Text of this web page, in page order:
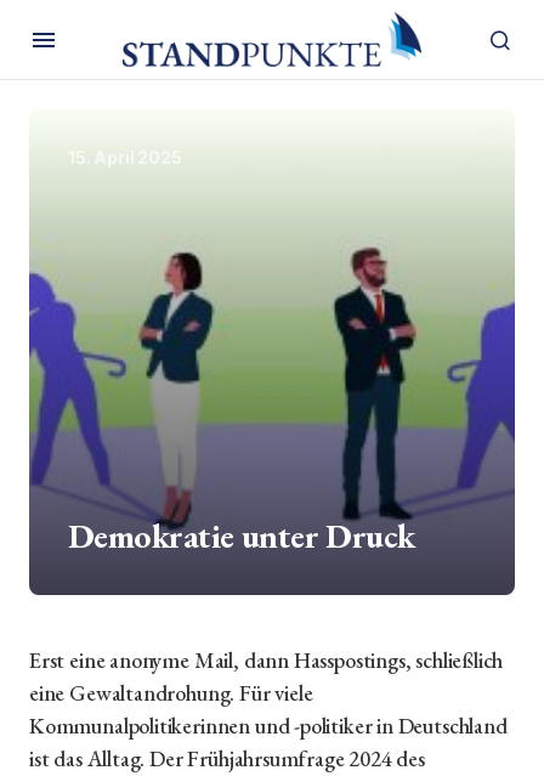
15. April 2025
Demokratie unter Druck
Erst eine anonyme Mail, dann Hasspostings, schließlich
eine Gewaltandrohung. Für viele
Kommunalpolitikerinnen und -politiker in Deutschland
ist das Alltag. Der Frühjahrsumfrage 2024 des